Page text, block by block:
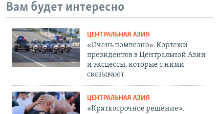
Вам будет интересно
ЦЕНТРАЛЬНАЯ АЗИЯ
«Очень помпезно». Кортежи
президентов в Центральной Азии
и эксцессы, которые с ними
связывают
ЦЕНТРАЛЬНАЯ АЗИЯ
«Краткосрочное решение».